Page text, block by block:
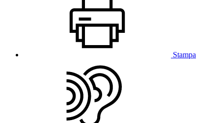
Stampa